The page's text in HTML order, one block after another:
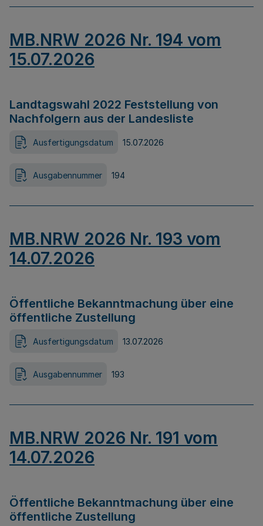
MB.NRW 2026 Nr. 194 vom
15.07.2026
Landtagswahl 2022 Feststellung von
Nachfolgern aus der Landesliste
Ausfertigungsdatum 15.07.2026
Ausgabennummer 194
MB.NRW 2026 Nr. 193 vom
14.07.2026
Öffentliche Bekanntmachung über eine
öffentliche Zustellung
Ausfertigungsdatum 13.07.2026
Ausgabennummer 193
MB.NRW 2026 Nr. 191 vom
14.07.2026
Öffentliche Bekanntmachung über eine
öffentliche Zustellung